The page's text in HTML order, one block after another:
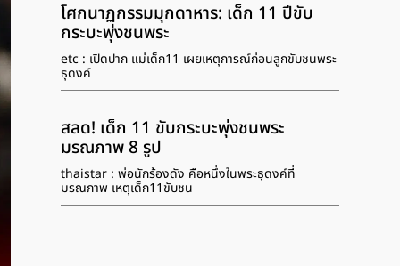
โศกนาฏกรรมมุกดาหาร: เด็ก 11 ปีขับ
กระบะพุ่งชนพระ
etc : เปิดปาก แม่เด็ก11 เผยเหตุการณ์ก่อนลูกขับชนพระ
ธุดงค์
สลด! เด็ก 11 ขับกระบะพุ่งชนพระ
มรณภาพ 8 รูป
thaistar : พ่อนักร้องดัง คือหนึ่งในพระธุดงค์ที่
มรณภาพ เหตุเด็ก11ขับชน